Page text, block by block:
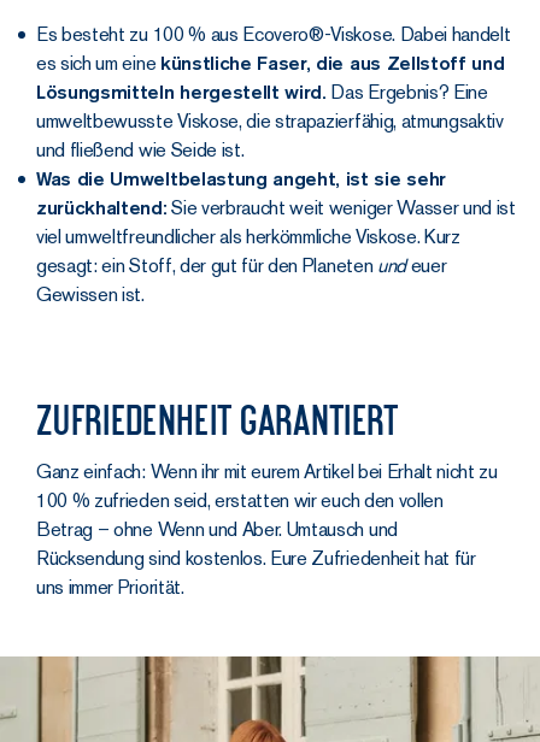
Es besteht zu 100 % aus Ecovero®-Viskose. Dabei handelt
es sich um eine künstliche Faser, die aus Zellstoff und
Lösungsmitteln hergestellt wird. Das Ergebnis? Eine
umweltbewusste Viskose, die strapazierfähig, atmungsaktiv
und fließend wie Seide ist.
Was die Umweltbelastung angeht, ist sie sehr
zurückhaltend: Sie verbraucht weit weniger Wasser und ist
viel umweltfreundlicher als herkömmliche Viskose. Kurz
gesagt: ein Stoff, der gut für den Planeten undeuer
Gewissen ist.
Zufriedenheit garantiert
Ganz einfach: Wenn ihr mit eurem Artikel bei Erhalt nicht zu
100 % zufrieden seid, erstatten wir euch den vollen
Betrag – ohne Wenn und Aber. Umtausch und
Rücksendung sind kostenlos. Eure Zufriedenheit hat für
uns immer Priorität.